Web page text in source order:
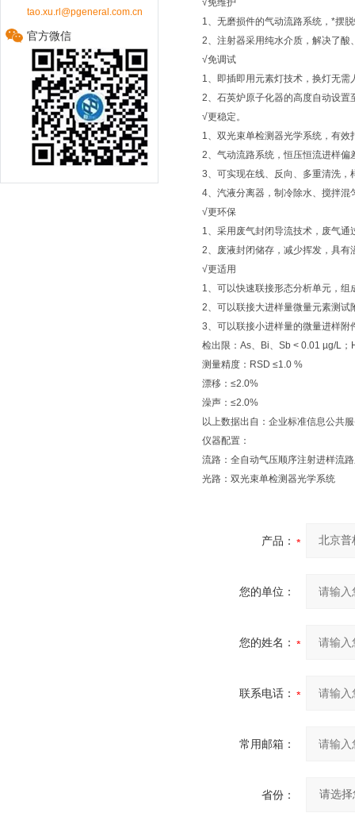
tao.xu.rl@pgeneral.com.cn
官方微信
√免维护
1、无磨损件的气动流路系统，*摆
2、注射器采用纯水介质，解决了
√免调试
1、即插即用元素灯技术，换灯无
2、石英炉原子化器的高度自动设
√更稳定。
1、双光束单检测器光学系统，有
2、气动流路系统，恒压恒流进样
3、可实现在线、反向、多重清洗，
4、汽液分离器，制冷除水、搅拌混
√更环保
1、采用废气封闭导流技术，废气
2、废液封闭储存，减少挥发，具有
√更适用
1、可以快速联接形态分析单元，组
2、可以联接大进样量微量元素测
3、可以联接小进样量的微量进样
检出限：As、Bi、Sb < 0.01 µg/L；
测量精度：RSD ≤1.0 %
漂移：≤2.0%
澡声：≤2.0%
以上数据出自：企业标准信息公共
仪器配置：
流路：全自动气压顺序注射进样流
光路：双光束单检测器光学系统
产品：
您的单位：
您的姓名：
联系电话：
常用邮箱：
省份：